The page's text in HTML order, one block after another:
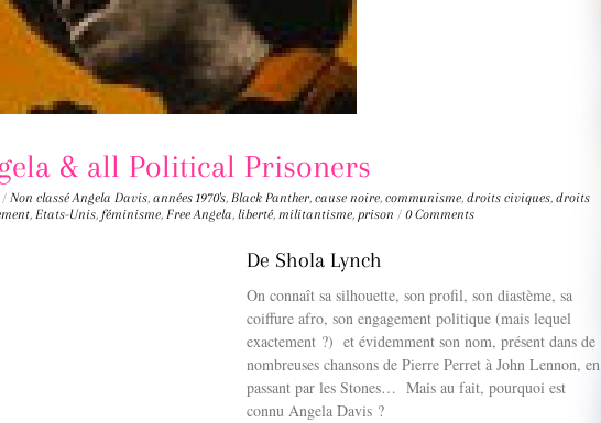
& all Political Prisoners
/ Non classé Angela Davis, années 1970's, Black Panther, cause noire, communisme, droits civiques, droits
, Etats-Unis, féminisme, Free Angela, liberté, militantisme, prison / 0 Comments
De Shola Lynch
On connaît sa silhouette, son profil, son diastème, sa
coiffure afro, son engagement politique (mais lequel
exactement ?) et évidemment son nom, présent dans de
nombreuses chansons de Pierre Perret à John Lennon, en
passant par les Stones… Mais au fait, pourquoi est
connu Angela Davis ?